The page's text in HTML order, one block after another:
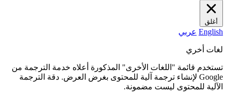
أغلق
English عربي
لغات أخري
تستخدم قائمة "اللغات الأخرى" المذكورة أعلاه خدمة الترجمة من
Google لإنشاء ترجمة آلية للمحتوى بغرض العرض. دقة الترجمة
الآلية للمحتوى ليست مضمونة.